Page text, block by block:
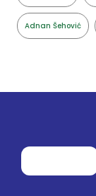
Adnan Šehović